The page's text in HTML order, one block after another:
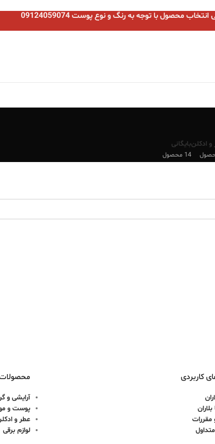
محصول با توجه به رنگ و نوع پوست 09124059074
و ادکلنبایگانی
14 محصول
کاربردی
مقررات
آرایشی و
پوست و
عطر و
لوازم برقی